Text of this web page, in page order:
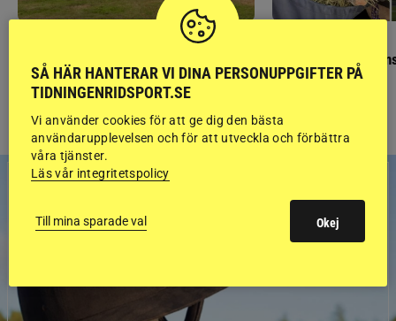
Finaldag med jubileumsutställning Så gick det på
SÅ HÄR HANTERAR VI DINA PERSONUPPGIFTER PÅ
TIDNINGENRIDSPORT.SE
Vi använder cookies för att ge dig den bästa
användarupplevelsen och för att utveckla och förbättra
våra tjänster.
Läs vår integritetspolicy
Till mina sparade val Okej